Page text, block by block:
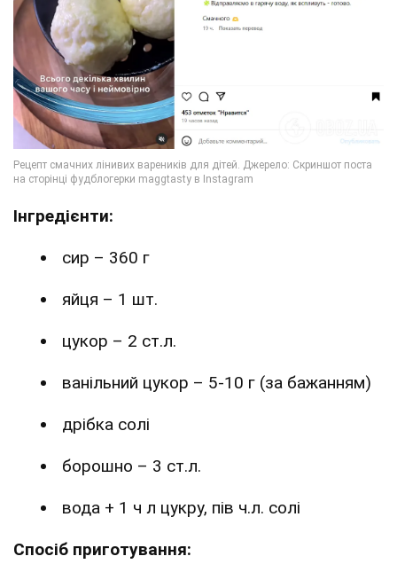
Інгредієнти:
сир – 360 г
яйця – 1 шт.
цукор – 2 ст.л.
ванільний цукор – 5-10 г (за бажанням)
дрібка солі
борошно – 3 ст.л.
вода + 1 ч л цукру, пів ч.л. солі
Спосіб приготування: